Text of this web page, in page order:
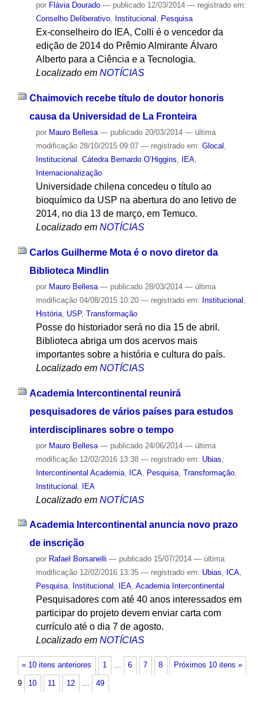
por Flávia Dourado — publicado12/03/2014 — registrado em:
Conselho Deliberativo, Institucional , Pesquisa
Ex-conselheiro do IEA, Colli é o vencedor da
edição de 2014 do Prêmio Almirante Álvaro
Alberto para a Ciência e a Tecnologia.
Localizado em NOTÍCIAS
Chaimovich recebe título de doutor honoris
causa da Universidad de La Fronteira
por Mauro Bellesa — publicado20/03/2014 — última
modificação28/10/2015 09:07 — registrado em: Glocal ,
Institucional , Cátedra Bernardo O’Higgins, IEA,
Internacionalização
Universidade chilena concedeu o título ao
bioquímico da USP na abertura do ano letivo de
2014, no dia 13 de março, em Temuco.
Localizado em NOTÍCIAS
Carlos Guilherme Mota é o novo diretor da
Biblioteca Mindlin
por Mauro Bellesa — publicado28/03/2014 — última
modificação04/08/2015 10:20 — registrado em: Institucional
História, USP, Transformação
Posse do historiador será no dia 15 de abril.
Biblioteca abriga um dos acervos mais
importantes sobre a história e cultura do país.
Localizado em NOTÍCIAS
Academia Intercontinental reunirá
pesquisadores de vários países para estudos
interdisciplinares sobre o tempo
por Mauro Bellesa — publicado24/06/2014 — última
modificação12/02/2016 13:38 — registrado em: Ubias
Intercontinental Academia, ICA, Pesquisa, Transformação,
Institucional
IEA
Localizado em NOTÍCIAS
Academia Intercontinental anuncia novo prazo
de inscrição
por Rafael Borsanelli — publicado15/07/2014 — última
modificação12/02/2016 13:35 — registrado em: Ubias, ICA,
Pesquisa, Institucional , IEA, Academia Intercontinental
Pesquisadores com até 40 anos interessados em
participar do projeto devem enviar carta com
currículo até o dia 7 de agosto.
Localizado em NOTÍCIAS
« 10 itens anteriores Próximos 10 itens »
1 … 6 7 8
9 10 11 12 … 49